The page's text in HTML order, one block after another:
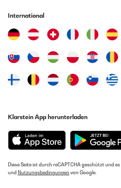
International
Klarstein App herunterladen
Diese Seite ist durch reCAPTCHA geschützt und es
und Nutzungsbedingungen von Google.